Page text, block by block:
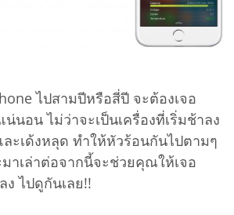
ไปสามปีหรือสี่ปี จะต้องเจอ
นอน ไม่ว่าจะเป็นเครื่องที่เริ่มช้าลง
ะเด้งหลุด ทำให้หัวร้อนกันไปตามๆ
าเล่าต่อจากนี้จะช่วยคุณให้เจอ
ไปดูกันเลย!!